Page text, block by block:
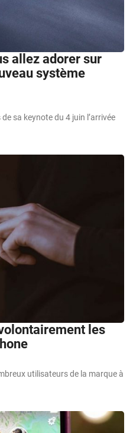
allez adorer sur
système
sa keynote du 4 juin l’arrivée
les
utilisateurs de la marque à